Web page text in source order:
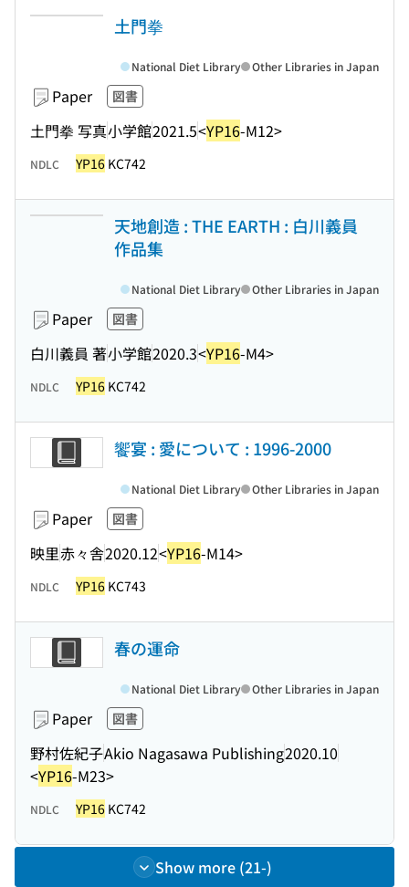
土門拳
Paper 図書
土門拳 写真小学館2021.5<YP16-M12>
National Diet Library Other Libraries in Japan
NDLC YP16 KC742
天地創造 : THE EARTH : 白川義員
作品集
Paper 図書
白川義員 著小学館2020.3<YP16-M4>
National Diet Library Other Libraries in Japan
NDLC YP16 KC742
饗宴 : 愛について : 1996-2000
Paper 図書
映里赤々舎2020.12<YP16-M14>
National Diet Library Other Libraries in Japan
NDLC YP16 KC743
春の運命
Paper 図書
野村佐紀子Akio Nagasawa Publishing2020.10
<YP16-M23>
National Diet Library Other Libraries in Japan
NDLC YP16 KC742
Show more (21-)